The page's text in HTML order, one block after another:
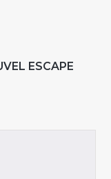
ESCAPE